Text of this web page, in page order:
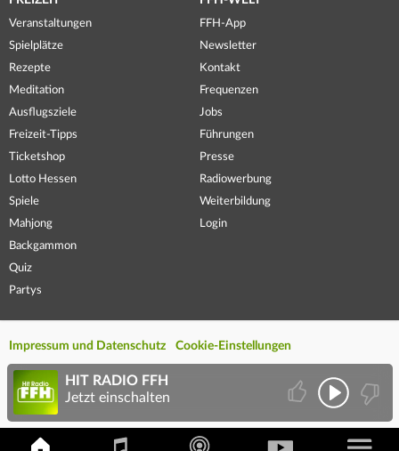
Veranstaltungen
Spielplätze
Rezepte
Meditation
Ausflugsziele
Freizeit-Tipps
Ticketshop
Lotto Hessen
Spiele
Mahjong
Backgammon
Quiz
Partys
FFH-App
Newsletter
Kontakt
Frequenzen
Jobs
Führungen
Presse
Radiowerbung
Weiterbildung
Login
Impressum und Datenschutz Cookie-Einstellungen
HIT RADIO FFH
Jetzt einschalten